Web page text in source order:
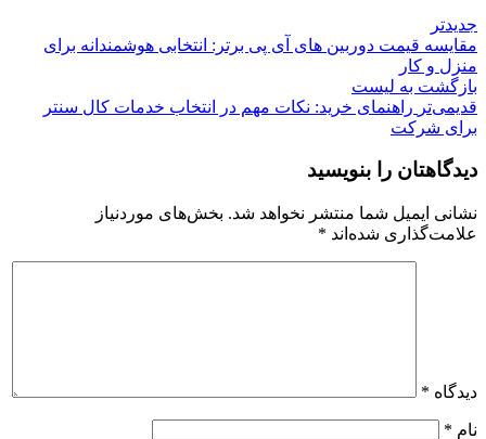
جدیدتر
مقایسه قیمت دوربین های آی پی برتر: انتخابی هوشمندانه برای
منزل و کار
بازگشت بە لیست
قدیمی‌تر راهنمای خرید: نکات مهم در انتخاب خدمات کال سنتر
برای شرکت
دیدگاهتان را بنویسید
نشانی ایمیل شما منتشر نخواهد شد. بخش‌های موردنیاز
علامت‌گذاری شده‌اند *
دیدگاه *
نام *